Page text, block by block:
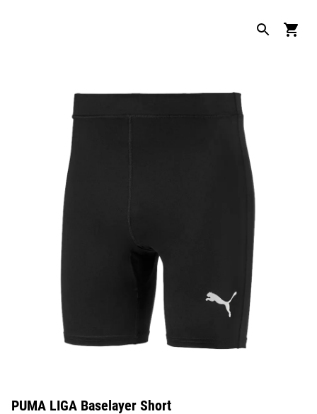
PUMA LIGA Baselayer Short